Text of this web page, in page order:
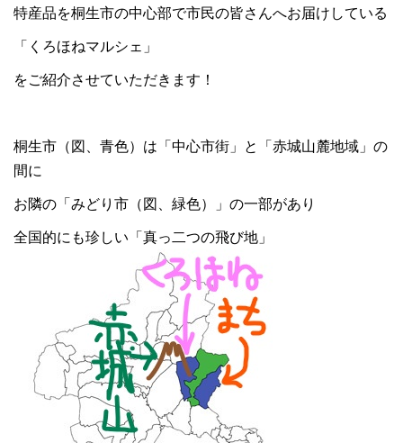
特産品を桐生市の中心部で市民の皆さんへお届けしている
「くろほねマルシェ」
をご紹介させていただきます！
桐生市（図、青色）は「中心市街」と「赤城山麓地域」の
間に
お隣の「みどり市（図、緑色）」の一部があり
全国的にも珍しい「真っ二つの飛び地」